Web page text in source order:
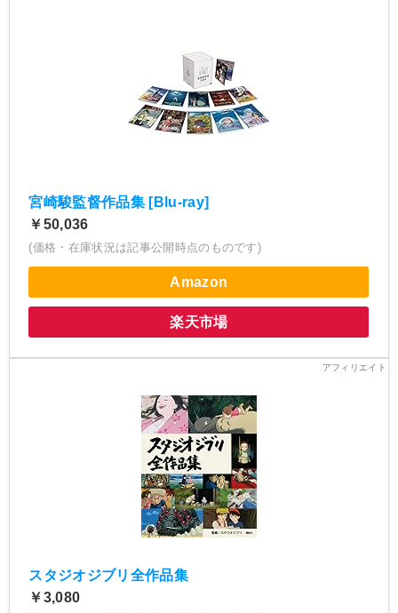
宮崎駿監督作品集 [Blu-ray]
￥50,036
(価格・在庫状況は記事公開時点のものです)
Amazon
楽天市場
スタジオジブリ全作品集
￥3,080